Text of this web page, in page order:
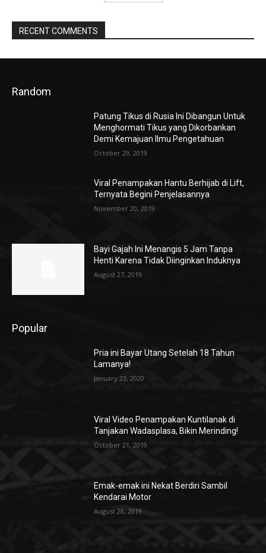
RECENT COMMENTS
Random
Patung Tikus di Rusia Ini Dibangun Untuk
Menghormati Tikus yang Dikorbankan
Demi Kemajuan Ilmu Pengetahuan
October 29, 2019
Viral Penampakan Hantu Berhijab di Lift,
Ternyata Begini Penjelasannya
November 20, 2019
Bayi Gajah Ini Menangis 5 Jam Tanpa
Henti Karena Tidak Diinginkan Induknya
August 27, 2019
Popular
Pria ini Bayar Utang Setelah 18 Tahun
Lamanya!
January 23, 2020
Viral Video Penampakan Kuntilanak di
Tanjakan Wadasplasa, Bikin Merinding!
October 21, 2019
Emak-emak ini Nekat Berdiri Sambil
Kendarai Motor
August 28, 2019